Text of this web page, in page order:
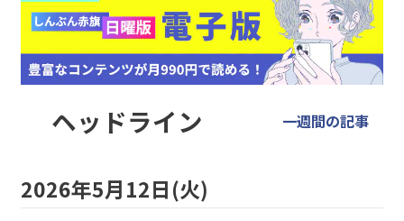
ヘッドライン 一週間の記事
2026年5月12日(火)